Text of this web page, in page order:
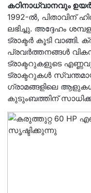
കഠിനാധ്വാനവും
1992-ൽ, പിതാവിന്
ലഭിച്ചു. അദ്ദേഹം
ട്രാക്ടർ കൂടി
പ്രവർത്തനങ്ങൾ
ട്രാക്ടറുകളുടെ
ട്രാക്ടറുകൾ
ഗ്രാമങ്ങളിലെ
കുടുംബത്തിന്